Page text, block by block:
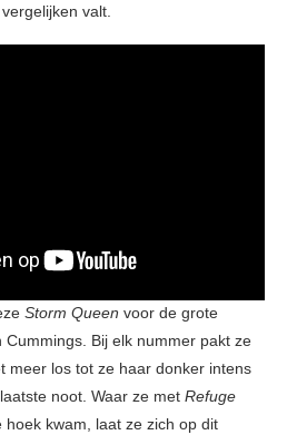
valt.
Storm Queen voor de grote
Bij elk nummer pakt ze
meer los tot ze haar donker intens
noot. Waar ze met Refuge
hoek kwam, laat ze zich op dit